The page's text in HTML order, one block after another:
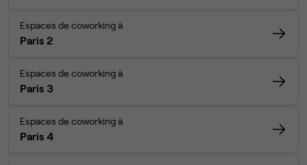
Espaces de coworking à
Paris 2
Espaces de coworking à
Paris 3
Espaces de coworking à
Paris 4